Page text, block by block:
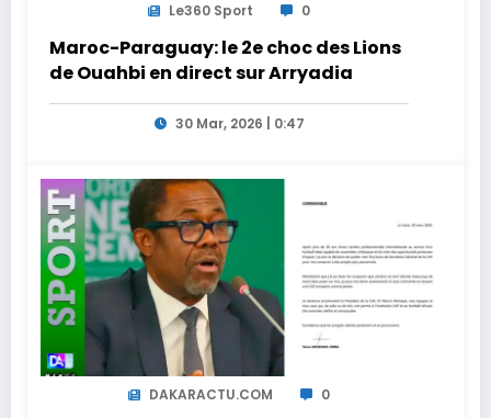
Le360 Sport 0
Maroc-Paraguay: le 2e choc des Lions
de Ouahbi en direct sur Arryadia
30 Mar, 2026 | 0:47
DAKARACTU.COM 0